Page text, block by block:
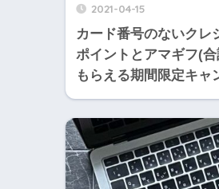
2021-04-15
カード番号のないクレ
ポイントとアマギフ(
もらえる期間限定キャ